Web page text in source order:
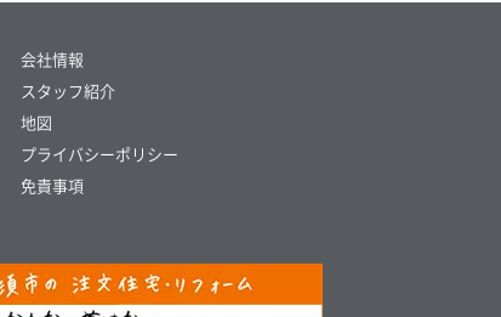
会社情報
スタッフ紹介
地図
プライバシーポリシー
免責事項